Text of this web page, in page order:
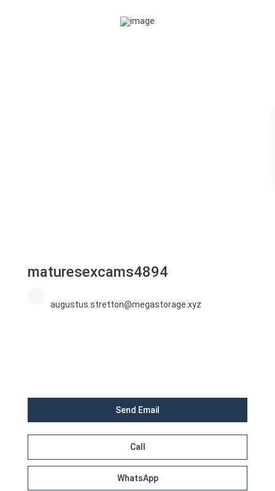
maturesexcams4894
augustus.stretton@megastorage.xyz
Send Email
Call
WhatsApp